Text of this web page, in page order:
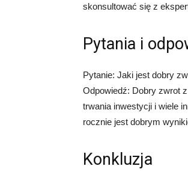
skonsultować się z
Pytania i
Pytanie: Jaki jest dobry
Odpowiedź: Dobry zwrot
trwania inwestycji i wiele
rocznie jest dobrym
Konkluzja